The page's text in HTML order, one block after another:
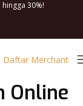
30%!
Daftar Merchant
Online